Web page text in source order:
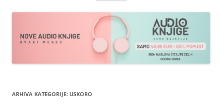
sadržaja
ARHIVA KATEGORIJE: USKORO